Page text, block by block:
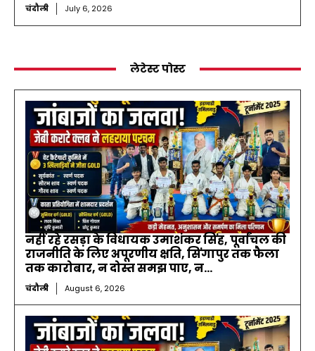
चंदौली July 6, 2026
लेटेस्ट पोस्ट
नहीं रहे रसड़ा के विधायक उमाशंकर सिंह, पूर्वांचल की
राजनीति के लिए अपूरणीय क्षति, सिंगापुर तक फैला
तक कारोबार, न दोस्त समझ पाए, न...
चंदौली August 6, 2026